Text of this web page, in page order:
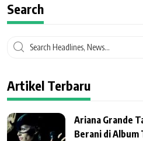
Search
Artikel Terbaru
Ariana Grande
Berani di Album